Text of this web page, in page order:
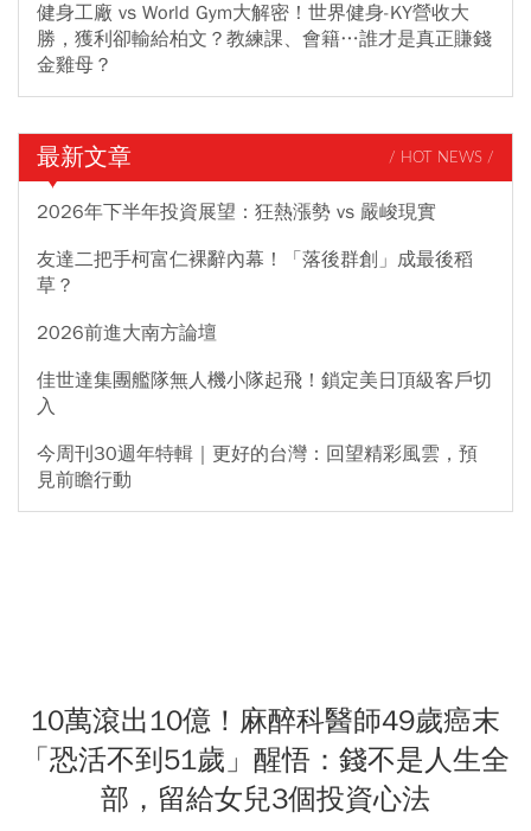
健身工廠 vs World Gym大解密！世界健身-KY營收大
勝，獲利卻輸給柏文？教練課、會籍…誰才是真正賺錢
金雞母？
最新文章 / HOT NEWS /
2026年下半年投資展望：狂熱漲勢 vs 嚴峻現實
友達二把手柯富仁裸辭內幕！「落後群創」成最後稻
草？
2026前進大南方論壇
佳世達集團艦隊無人機小隊起飛！鎖定美日頂級客戶切
入
今周刊30週年特輯｜更好的台灣：回望精彩風雲，預
見前瞻行動
10萬滾出10億！麻醉科醫師49歲癌末
「恐活不到51歲」醒悟：錢不是人生全
部，留給女兒3個投資心法